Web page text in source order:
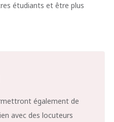
étudiants et être plus
également de
avec des locuteurs